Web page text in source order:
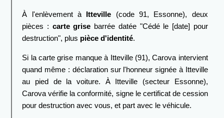
À l'enlèvement à Itteville (code 91, Essonne), deux
pièces : carte grise barrée datée "Cédé le [date] pour
destruction", plus pièce d'identité.
Si la carte grise manque à Itteville (91), Carova intervient
quand même : déclaration sur l'honneur signée à Itteville
au pied de la voiture. À Itteville (secteur Essonne),
Carova vérifie la conformité, signe le certificat de cession
pour destruction avec vous, et part avec le véhicule.